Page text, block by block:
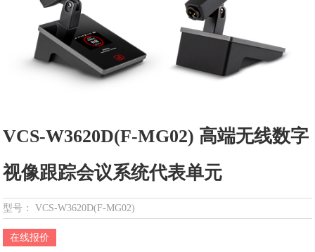
VCS-W3620D(F-MG02) 高端无线数字
视像跟踪会议系统代表单元
型号： VCS-W3620D(F-MG02)
在线报价